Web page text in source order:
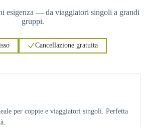
esigenza — da viaggiatori singoli a grandi
gruppi.
Cancellazione gratuita
per coppie e viaggiatori singoli. Perfetta